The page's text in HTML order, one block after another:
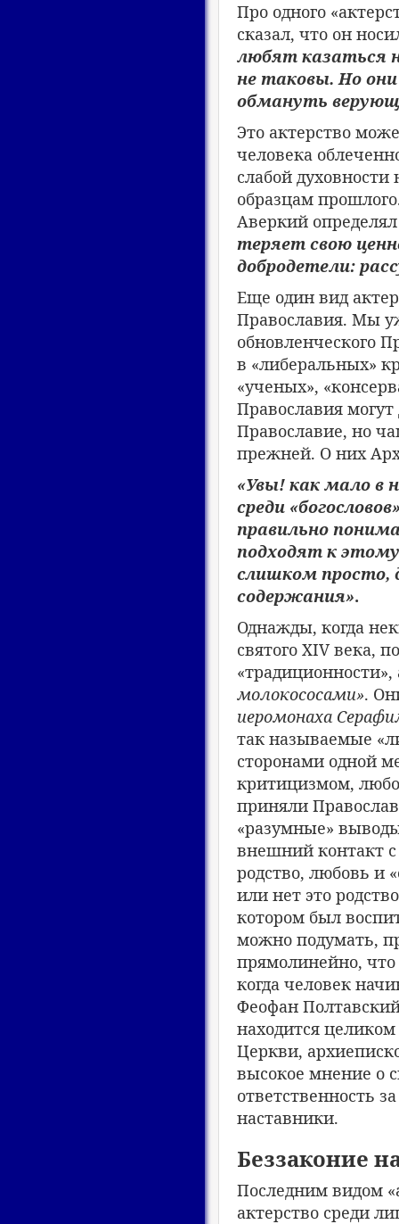
Про одного
сказал, что он
любят казаться
не таковы. Но
обмануть
Это актерство
человека
слабой
образцам
Аверкий
теряет свою
добродетели:
Еще один вид
Православия. Мы
обновленческого
в «либеральных»
«ученых»,
Православия
Православие, но
прежней. О них
«Увы! как мало в
среди
правильно
подходят к
слишком просто,
содержания».
Однажды, когда
святого XIV века,
молокососами».
иеромонаха
так называемые
сторонами одной
критицизмом,
приняли
«разумные»
внешний контакт
родство, любовь и
или нет это
котором был
можно подумать,
прямолинейно,
когда человек
Феофан
находится
Церкви,
высокое мнение о
ответственность
наставники.
Беззаконие
Последним видом
актерство среди